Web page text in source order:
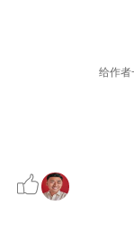
给作者